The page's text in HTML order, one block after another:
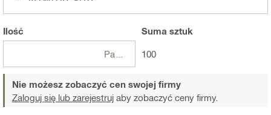
Ilość Suma sztuk
100
Nie możesz zobaczyć cen swojej firmy
Zaloguj się lub zarejestruj aby zobaczyć ceny firmy.